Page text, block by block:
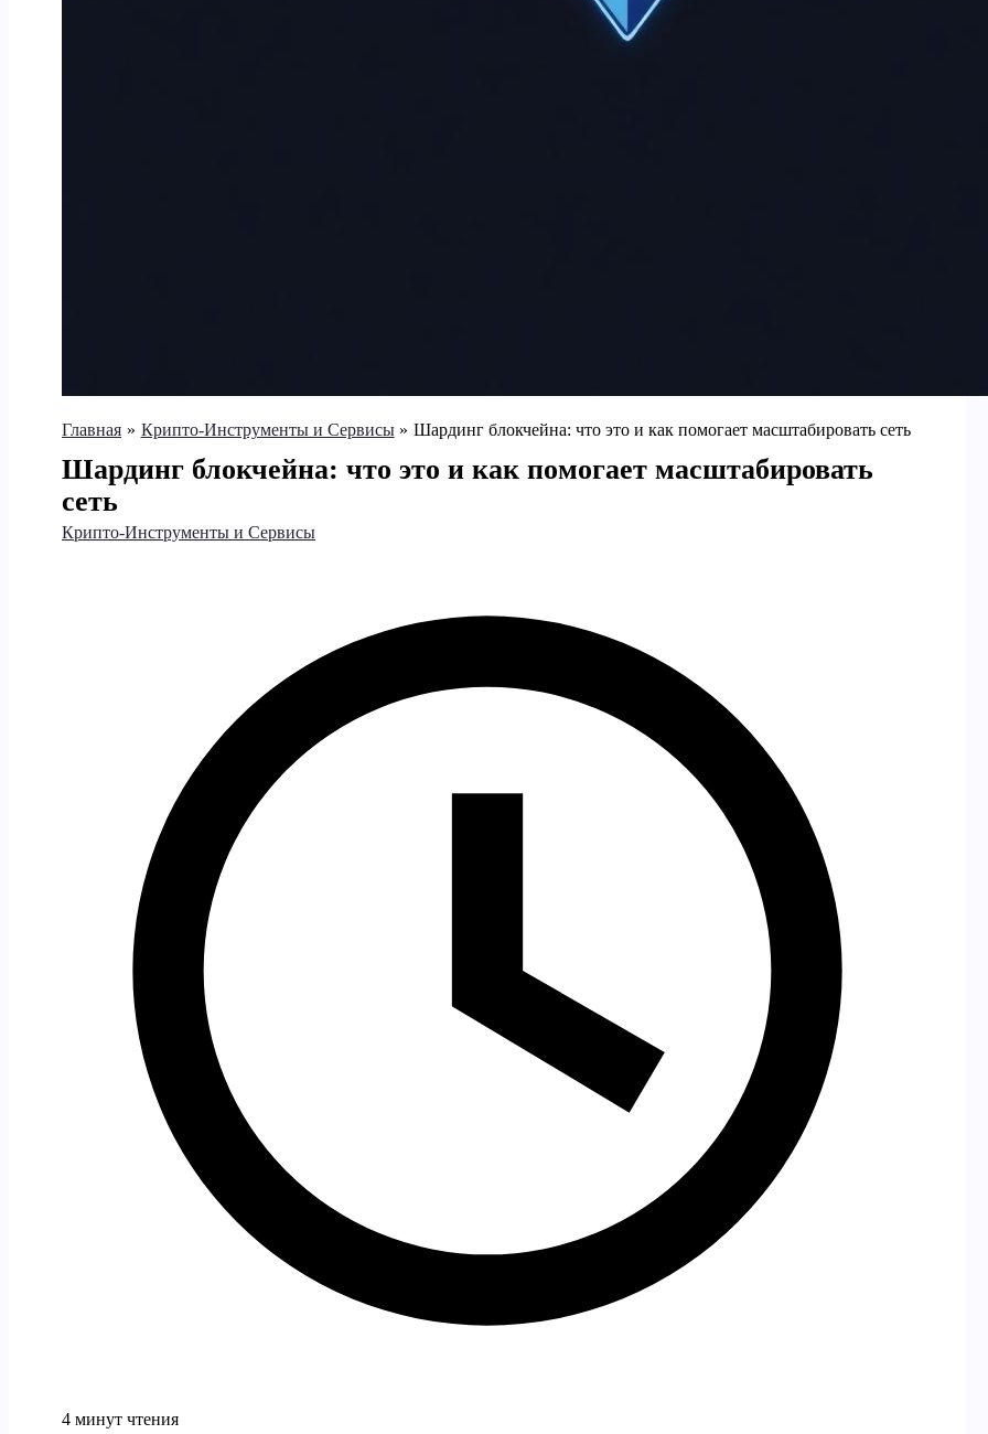
Главная Крипто-Инструменты и Сервисы Шардинг блокчейна: что это и как помогает масштабировать сеть
Шардинг блокчейна: что это и как помогает масштабировать
сеть
Крипто-Инструменты и Сервисы
4 минут чтения